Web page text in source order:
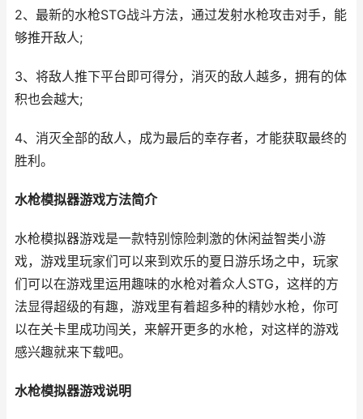
2、最新的水枪STG战斗方法，通过发射水枪攻击对手，能
够推开敌人;
3、将敌人推下平台即可得分，消灭的敌人越多，拥有的体
积也会越大;
4、消灭全部的敌人，成为最后的幸存者，才能获取最终的
胜利。
水枪模拟器游戏方法简介
水枪模拟器游戏是一款特别惊险刺激的休闲益智类小游
戏，游戏里玩家们可以来到欢乐的夏日游乐场之中，玩家
们可以在游戏里运用趣味的水枪对着众人STG，这样的方
法显得超级的有趣，游戏里有着超多种的精妙水枪，你可
以在关卡里成功闯关，来解开更多的水枪，对这样的游戏
感兴趣就来下载吧。
水枪模拟器游戏说明